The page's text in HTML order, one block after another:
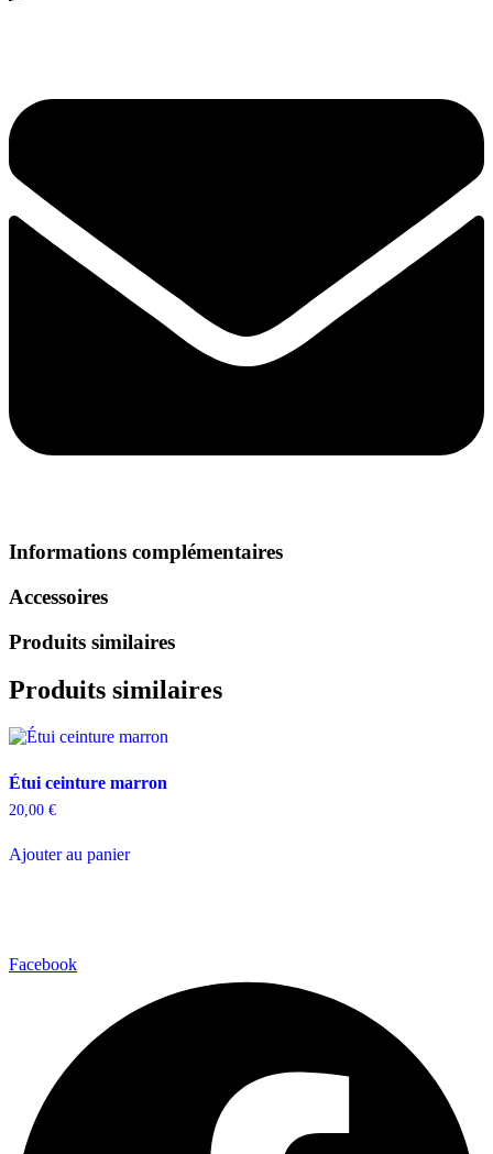
Informations complémentaires
Accessoires
Produits similaires
Produits similaires
Étui ceinture marron
20,00 €
Ajouter au panier
Facebook